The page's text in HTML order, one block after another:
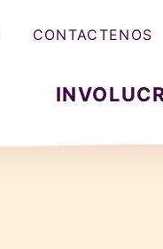
CONTACTENOS